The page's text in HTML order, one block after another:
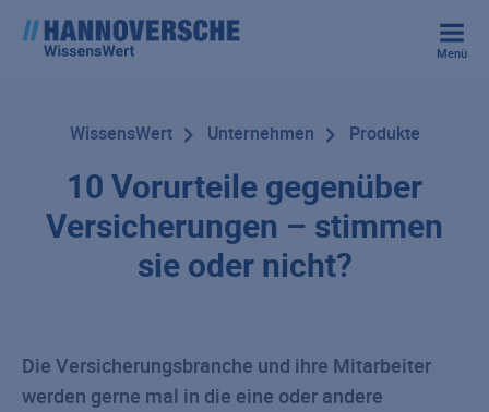
Menü
WissensWert Unternehmen Produkte
10 Vorurteile gegenüber
Versicherungen – stimmen
sie oder nicht?
Die Versicherungsbranche und ihre Mitarbeiter
werden gerne mal in die eine oder andere